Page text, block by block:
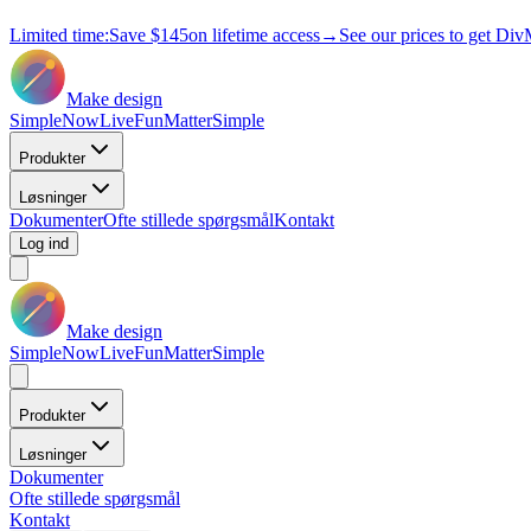
Limited time:Save $145on lifetime access→ See our prices to get
Make design
SimpleNowLiveFunMatterSimple
Produkter
Løsninger
DokumenterOfte stillede spørgsmålKontakt
Log ind
Make design
SimpleNowLiveFunMatterSimple
Produkter
Løsninger
Dokumenter
Ofte stillede spørgsmål
Kontakt